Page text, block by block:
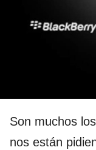
Son muchos
nos están